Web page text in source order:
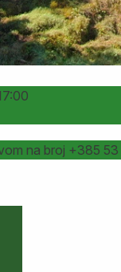
na broj +385 53